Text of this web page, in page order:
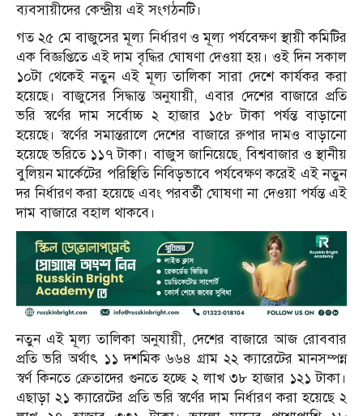
ব্যবসায়ীদের কেন্দ্রীয় এই সংগঠনটি।
গত ২৫ মে বাজুসের মূল্য নির্ধারণ ও মূল্য পর্যবেক্ষণ স্থায়ী কমিটির
এক বিজ্ঞপ্তিতে এই দাম বৃদ্ধির ঘোষণা দেওয়া হয়। ওই দিন সকাল
১০টা থেকেই নতুন এই মূল্য তালিকা সারা দেশে কার্যকর করা
হয়েছে। বাজুসের সিদ্ধান্ত অনুযায়ী, এবার দেশের বাজারে প্রতি
ভরি স্বর্ণের দাম সর্বোচ্চ ২ হাজার ১৫৮ টাকা পর্যন্ত বাড়ানো
হয়েছে। স্বর্ণের সমান্তরালে দেশের বাজারে রুপার দামও বাড়ানো
হয়েছে ভরিতে ১১৭ টাকা। বাজুস জানিয়েছে, বিশ্ববাজার ও স্থানীয়
বুলিয়ন মার্কেটের পরিস্থিতি নিবিড়ভাবে পর্যবেক্ষণ করেই এই নতুন
দর নির্ধারণ করা হয়েছে এবং পরবর্তী ঘোষণা না দেওয়া পর্যন্ত এই
দাম বাজারে বহাল থাকবে।
নতুন এই মূল্য তালিকা অনুযায়ী, দেশের বাজারে আজ রোববার
প্রতি ভরি অর্থাৎ ১১ দশমিক ৬৬৪ গ্রাম ২২ ক্যারেটের মানসম্পন্ন
স্বর্ণ কিনতে ক্রেতাদের গুনতে হচ্ছে ২ লাখ ৩৮ হাজার ১২১ টাকা।
এছাড়া ২১ ক্যারেটের প্রতি ভরি স্বর্ণের দাম নির্ধারণ করা হয়েছে ২